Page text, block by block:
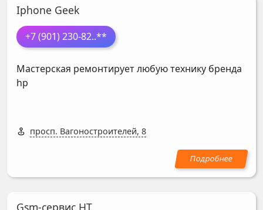
Iphone Geek
+7 (901) 230-82..**
Мастерская ремонтирует любую технику бренда
hp
просп. Вагоностроителей, 8